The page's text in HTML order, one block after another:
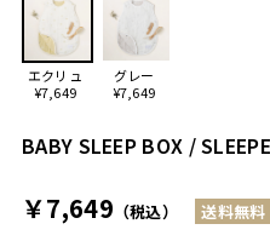
エクリュ
¥7,649
グレー
¥7,649
BABY SLEEP BOX /
￥7,649 （税込） 送料無料